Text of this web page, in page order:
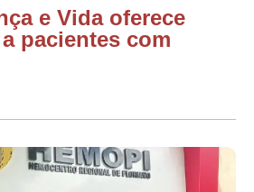
e Vida oferece
pacientes com